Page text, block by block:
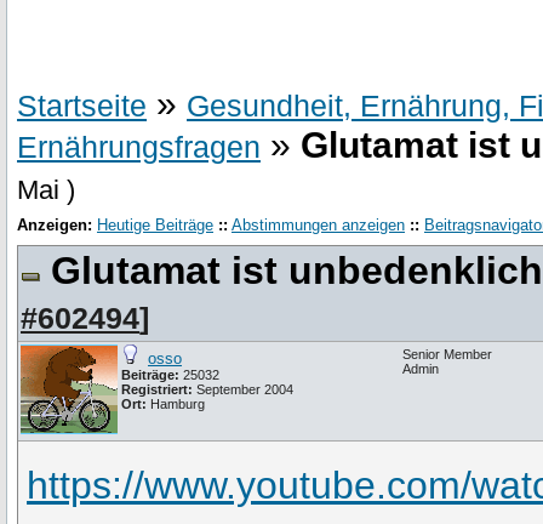
Startseite » Gesundheit, Ernährung,
Ernährungsfragen » Glutamat ist
Mai )
Anzeigen: Heutige Beiträge :: Abstimmungen anzeigen ::
Glutamat ist unbedenklich
#602494]
osso
Beiträge: 25032
Registriert: September 2004
Ort: Hamburg
Senior Member
Admin
https://www.youtube.com/